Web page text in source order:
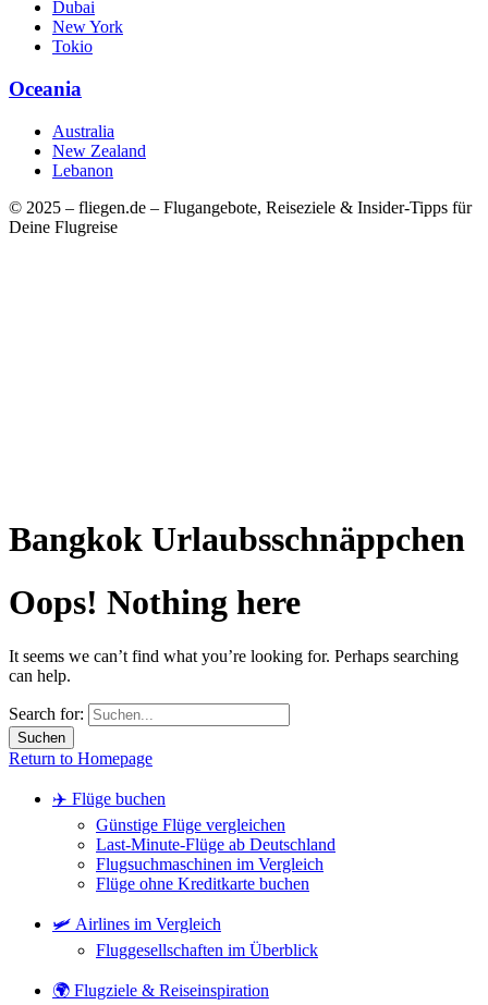
Dubai
New York
Tokio
Oceania
Australia
New Zealand
Lebanon
© 2025 – fliegen.de – Flugangebote, Reiseziele & Insider-Tipps für
Deine Flugreise
Bangkok Urlaubsschnäppchen
Oops! Nothing here
It seems we can’t find what you’re looking for. Perhaps searching
can help.
Search for:
Return to Homepage
✈️ Flüge buchen
Günstige Flüge vergleichen
Last-Minute-Flüge ab Deutschland
Flugsuchmaschinen im Vergleich
Flüge ohne Kreditkarte buchen
🛩️ Airlines im Vergleich
Fluggesellschaften im Überblick
🌍 Flugziele & Reiseinspiration